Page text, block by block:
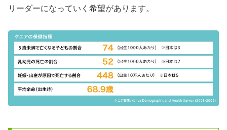
リーダーになっていく希望があります。